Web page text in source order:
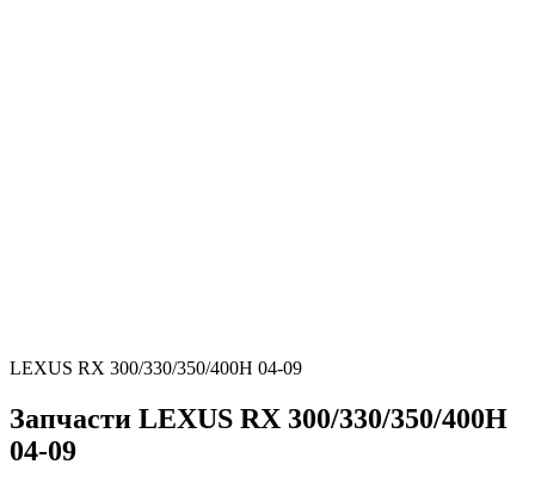
LEXUS RX 300/330/350/400H 04-09
Запчасти LEXUS RX 300/330/350/400H
04-09